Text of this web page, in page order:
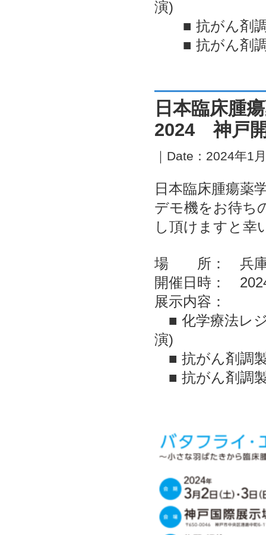
演)
■ 抗がん剤
■ 抗がん剤調
日本臨床腫
2024 神戸
｜Date：2024年1
日本臨床腫瘍薬
デモ機をお待ち
し頂けますと幸
場 所： 兵庫
開催日時：
展示内容：
■ 化学療法レ
演)
■ 抗がん剤
■ 抗がん剤調